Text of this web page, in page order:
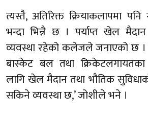
त्यस्तै, अतिरिक्त क्रियाकलापमा
भन्दा भिन्नै छ । पर्याप्त खेल मैदान
व्यवस्था रहेको कलेजले जनाएको छ
बास्केट बल तथा
लागि खेल मैदान तथा भौतिक
सकिने व्यवस्था छ,’ जोशीले भने ।